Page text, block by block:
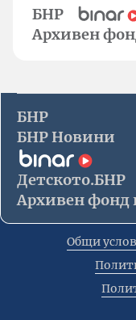
БНР
Архивен
БНР
БНР Новини
Детското.БНР
Архивен фонд
Общи